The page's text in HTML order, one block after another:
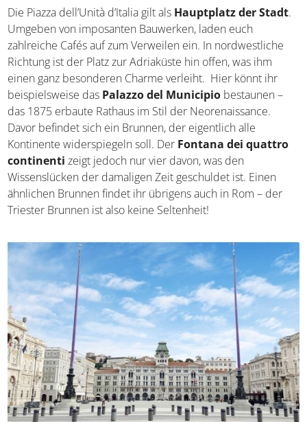
Die Piazza dell’Unità d’Italia gilt als Hauptplatz der
Stadt. Umgeben von imposanten Bauwerken, laden euch
zahlreiche Cafés auf zum Verweilen ein. In nordwestliche
Richtung ist der Platz zur Adriaküste hin offen, was ihm
einen ganz besonderen Charme verleiht. Hier könnt ihr
beispielsweise das Palazzo del Municipio bestaunen –
das 1875 erbaute Rathaus im Stil der Neorenaissance.
Davor befindet sich ein Brunnen, der eigentlich alle
Kontinente widerspiegeln soll. Der Fontana dei quattro
continenti zeigt jedoch nur vier davon, was den
Wissenslücken der damaligen Zeit geschuldet ist. Einen
ähnlichen Brunnen findet ihr übrigens auch in Rom – der
Triester Brunnen ist also keine Seltenheit!